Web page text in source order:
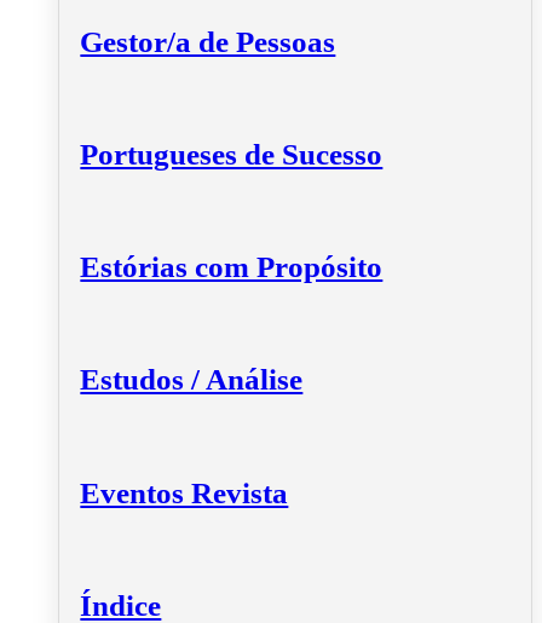
Gestor/a de Pessoas
Portugueses de Sucesso
Estórias com Propósito
Estudos / Análise
Eventos Revista
Índice